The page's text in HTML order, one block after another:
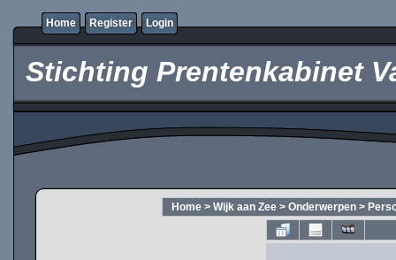
Home Register Login
Stichting Prentenkabinet
Home > Wijk aan Zee > Onderwerpen >